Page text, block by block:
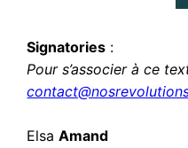
Signatories :
Pour s’associer à ce
ElsaAmand